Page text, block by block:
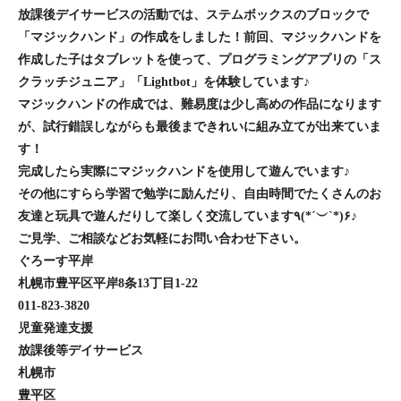
放課後デイサービスの活動では、ステムボックスのブロックで
「マジックハンド」の作成をしました！前回、マジックハンドを
作成した子はタブレットを使って、プログラミングアプリの「ス
クラッチジュニア」「Lightbot」を体験しています♪
マジックハンドの作成では、難易度は少し高めの作品になります
が、試行錯誤しながらも最後まできれいに組み立てが出来ていま
す！
完成したら実際にマジックハンドを使用して遊んでいます♪
その他にすらら学習で勉学に励んだり、自由時間でたくさんのお
友達と玩具で遊んだりして楽しく交流しています٩(*´︶`*)۶♪
ご見学、ご相談などお気軽にお問い合わせ下さい。
ぐろーす平岸
札幌市豊平区平岸8条13丁目1-22
011-823-3820
児童発達支援
放課後等デイサービス
札幌市
豊平区